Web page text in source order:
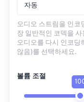
자동
오디오 스트림을 인코
장 일반적인 코덱을
오디오를 다시 인코딩
않음)를 선택하세요.
볼륨 조절